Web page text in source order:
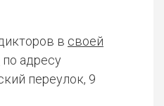
в своей
по адресу
переулок, 9